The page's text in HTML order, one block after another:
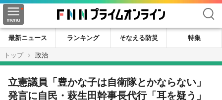
検索
最新ニュース ランキング そなえる防災
特集
トップ
政治
立憲議員「豊かな子は自衛隊とかならない」
発言に自民・萩生田幹事長代行「耳を疑う」